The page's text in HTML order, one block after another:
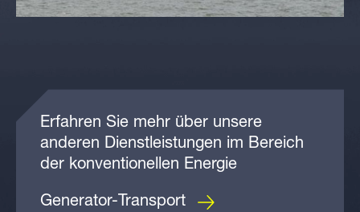
Erfahren Sie mehr über unsere
anderen Dienstleistungen im Bereich
der konventionellen Energie
Generator-Transport